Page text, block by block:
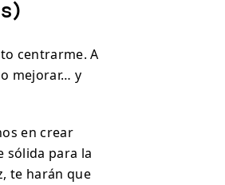
centrarme. A
mejorar… y
en crear
sólida para la
te harán que